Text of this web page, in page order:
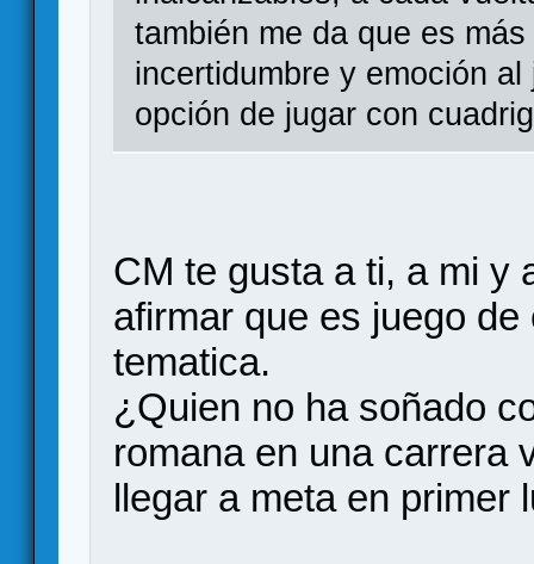
también me da que es
incertidumbre y emoción
opción de jugar con
CM te gusta a ti, a mi y
afirmar que es juego
tematica.
¿Quien no ha soñado
romana en una carrera
llegar a meta en